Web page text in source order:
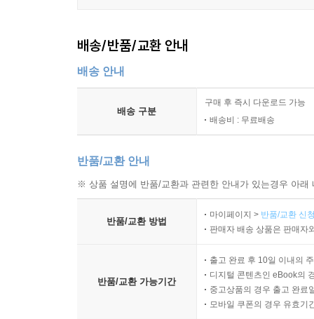
배송/반품/교환 안내
배송 안내
배송 구분
구매 후 즉시 다운로드 가능
배송비 : 무료배송
반품/교환 안내
※ 상품 설명에 반품/교환과 관련한 안내가 있는경우 아
반품/교환 방법
마이페이지 > 반품/교환 신
판매자 배송 상품은 판매자
반품/교환 가능기간
출고 완료 후 10일 이내의
디지털 콘텐츠인 eBook의
중고상품의 경우 출고 완료
모바일 쿠폰의 경우 유효기